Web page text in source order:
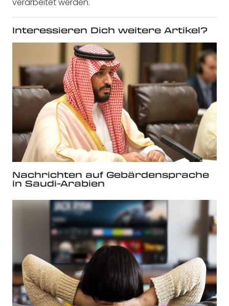
Interessieren Dich weitere Artikel?
Nachrichten auf Gebärdensprache
in Saudi-Arabien